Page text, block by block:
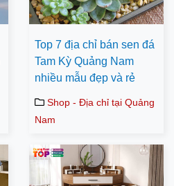
Top 7 địa chỉ bán sen đá
Tam Kỳ Quảng Nam
nhiều mẫu đẹp và rẻ
Shop - Địa chỉ tại Quảng
Nam